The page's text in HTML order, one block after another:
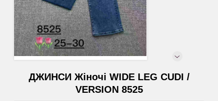
ДЖИНСИ Жіночі WIDE LEG CUDI /
VERSION 8525